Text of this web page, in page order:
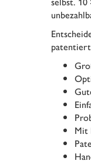
Mit